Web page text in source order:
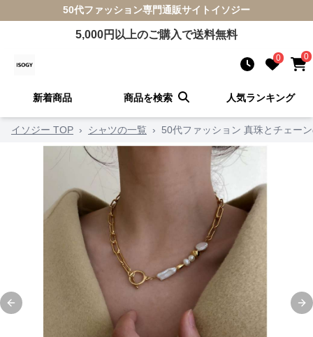
50代ファッション専門通販サイト イソジー
5,000円以上のご購入で送料無料
0 0
新着商品 商品を検索 人気ランキング
イソジー TOP › シャツの一覧 › 50代ファッション 真珠とチェー
Previous slide